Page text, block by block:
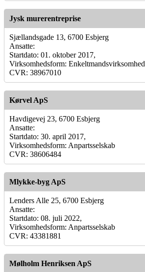
Jysk murerentreprise
Sjællandsgade 13, 6700 Esbjerg
Ansatte:
Startdato: 01. oktober 2017,
Virksomhedsform: Enkeltmandsvirksomhed
CVR: 38967010
Kørvel ApS
Havdigevej 23, 6700 Esbjerg
Ansatte:
Startdato: 30. april 2017,
Virksomhedsform: Anpartsselskab
CVR: 38606484
Mlykke-byg ApS
Lenders Alle 25, 6700 Esbjerg
Ansatte:
Startdato: 08. juli 2022,
Virksomhedsform: Anpartsselskab
CVR: 43381881
Mølholm Henriksen ApS